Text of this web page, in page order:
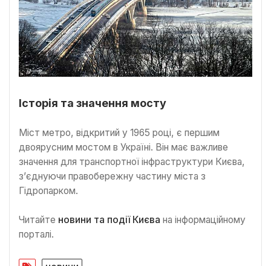
Історія та значення мосту
Міст метро, відкритий у 1965 році, є першим
двоярусним мостом в Україні. Він має важливе
значення для транспортної інфраструктури Києва,
з’єднуючи правобережну частину міста з
Гідропарком.
Читайте новини та події Києва на інформаційному
порталі.